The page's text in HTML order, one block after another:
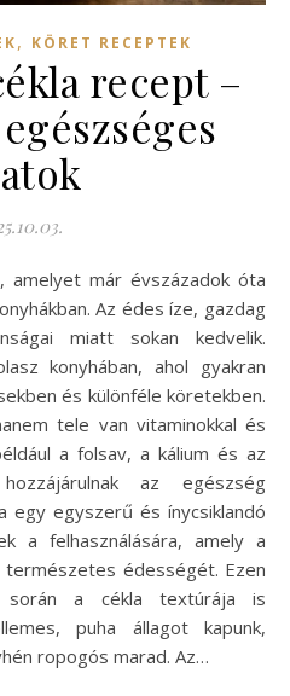
, KÖRET RECEPTEK
recept –
Az édes íze, gazdag
miatt sokan kedvelik.
konyhában, ahol gyakran
és különféle köretekben.
tele van vitaminokkal és
a folsav, a kálium és az
az egészség
egy egyszerű és ínycsiklandó
a felhasználására, amely a
természetes édességét. Ezen
a cékla textúrája is
puha állagot kapunk,
ropogós marad. Az…